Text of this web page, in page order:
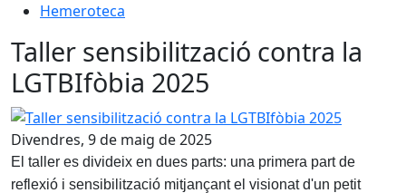
Hemeroteca
Taller sensibilització contra la
LGTBIfòbia 2025
Taller sensibilització contra la LGTBIfòbia 2025
Divendres, 9 de maig de 2025
El taller es divideix en dues parts: una primera part de
reflexió i sensibilització mitjançant el visionat d'un petit